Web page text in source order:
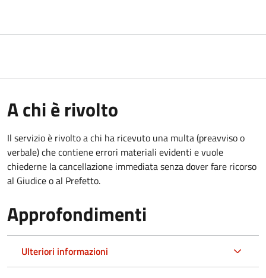
A chi è rivolto
Il servizio è rivolto a chi ha ricevuto una multa (preavviso o
verbale) che contiene errori materiali evidenti e vuole
chiederne la cancellazione immediata senza dover fare ricorso
al Giudice o al Prefetto.
Approfondimenti
Ulteriori informazioni